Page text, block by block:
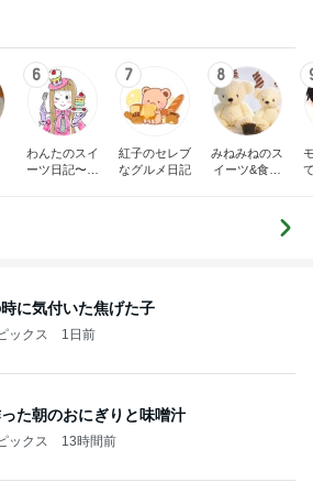
6
わんたのスイ
ーツ日記〜小
7
紅子のセレブ
なグルメ日記
8
みねみねのス
イーツ&食パ
に気付いた焦げた子
ックス 1日前
た朝のおにぎりと味噌汁
ックス 13時間前